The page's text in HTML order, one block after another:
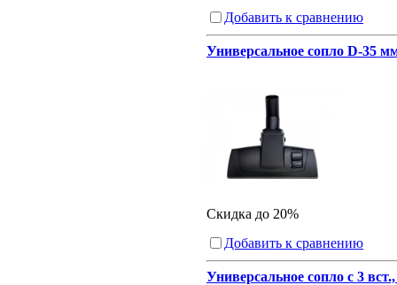
Добавить к сравнению
Универсальное сопло D-35
Скидка до 20%
Добавить к сравнению
Универсальное сопло с 3